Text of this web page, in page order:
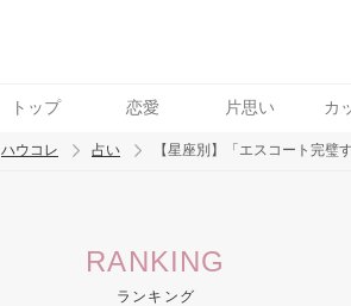
トップ 恋愛 片思い カ
トレンド ワード
ハウコレ 占い 【星座別】「エスコート完璧
RANKING
ランキング